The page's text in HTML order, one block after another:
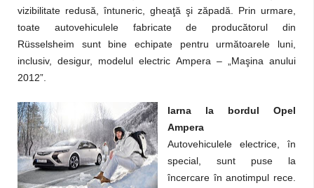
vizibilitate redusă, întuneric, gheaţă şi zăpadă. Prin urmare,
toate autovehiculele fabricate de producătorul din
Rüsselsheim sunt bine echipate pentru următoarele luni,
inclusiv, desigur, modelul electric Ampera – „Maşina anului
2012”.
Iarna la bordul Opel
Ampera
Autovehiculele electrice, în
special, sunt puse la
încercare în anotimpul rece.